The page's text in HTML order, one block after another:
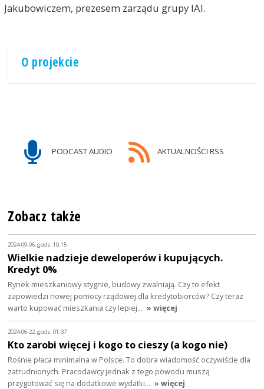
Jakubowiczem, prezesem zarządu grupy IAI.
O projekcie
PODCAST AUDIO AKTUALNOŚCI RSS
Zobacz także
2024-09-06, godz. 10:15
Wielkie nadzieje deweloperów i kupujących.
Kredyt 0%
Rynek mieszkaniowy stygnie, budowy zwalniają. Czy to efekt
zapowiedzi nowej pomocy rządowej dla kredytobiorców? Czy teraz
warto kupować mieszkania czy lepiej… » więcej
2024-06-22, godz. 01:37
Kto zarobi więcej i kogo to cieszy (a kogo nie)
Rośnie płaca minimalna w Polsce. To dobra wiadomość oczywiście dla
zatrudnionych. Pracodawcy jednak z tego powodu muszą
przygotować się na dodatkowe wydatki… » więcej